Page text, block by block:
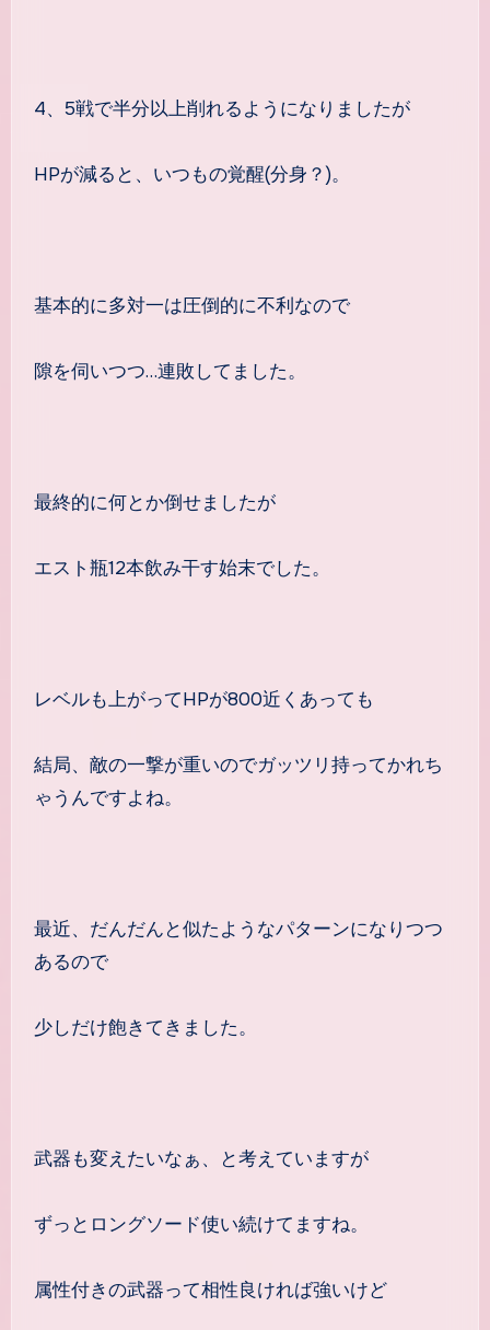
4、5戦で半分以上削れるようになりましたが
HPが減ると、いつもの覚醒(分身？)。
基本的に多対一は圧倒的に不利なので
隙を伺いつつ…連敗してました。
最終的に何とか倒せましたが
エスト瓶12本飲み干す始末でした。
レベルも上がってHPが800近くあっても
結局、敵の一撃が重いのでガッツリ持ってかれち
ゃうんですよね。
最近、だんだんと似たようなパターンになりつつ
あるので
少しだけ飽きてきました。
武器も変えたいなぁ、と考えていますが
ずっとロングソード使い続けてますね。
属性付きの武器って相性良ければ強いけど